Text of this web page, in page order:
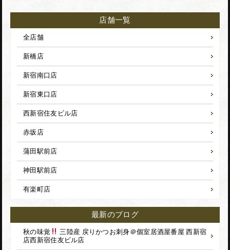
店舗一覧
全店舗
新橋店
新宿南口店
新宿東口店
西新宿住友ビル店
赤坂店
蒲田駅前店
神田駅前店
有楽町店
最新のブログ
秋の味覚
三陸産 戻りかつお刺身＠個室居酒屋番屋 西新宿
店西新宿住友ビル店